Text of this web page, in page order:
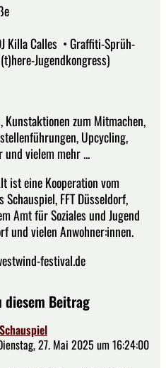
Killa Calles • Graffiti-Sprüh-
Jugendkongress)
Kunstaktionen zum Mitmachen,
Upcycling,
und vielem mehr ...
ist eine Kooperation vom
FFT Düsseldorf,
Amt für Soziales und Jugend
und vielen Anwohner:innen.
festival.de
Beitrag
Schauspiel
27. Mai 2025 um 16:24:00